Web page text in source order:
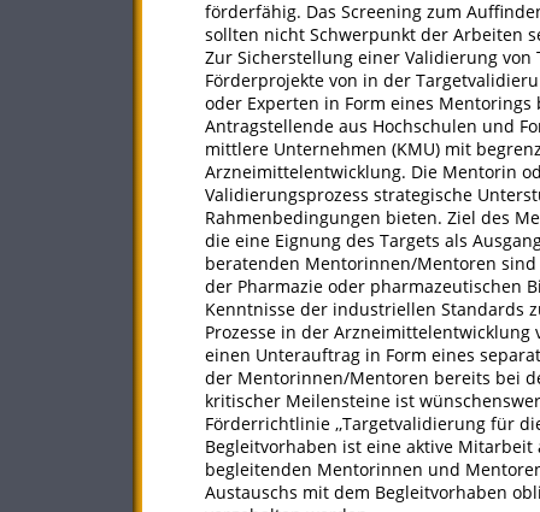
förderfähig. Das Screening zum
sollten nicht Schwerpunkt der Arbeiten
Zur Sicherstellung einer Validierung
Förderprojekte von in der
oder Experten in Form eines
Antragstellende aus Hochschulen und
mittlere Unternehmen (KMU) mit
Arzneimittelentwicklung. Die Mentorin
Validierungsprozess strategische
Rahmenbedingungen bieten. Ziel des
die eine Eignung des Targets als
beratenden Mentorinnen/Mentoren
der Pharmazie oder pharmazeutischen
Kenntnisse der industriellen Standards
Prozesse in der
einen Unterauftrag in Form eines
der Mentorinnen/Mentoren bereits bei
kritischer Meilensteine ist
Förderrichtlinie ,,Targetvalidierung für
Begleitvorhaben ist eine aktive
begleitenden Mentorinnen und
Austauschs mit dem Begleitvorhaben